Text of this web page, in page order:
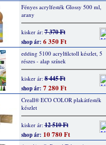
Fényes acrylfesték Glossy 500 ml,
arany
kisker ár:7 370 Ft
shop ár: 6 350 Ft
edding 5100 acrylfilctoll készlet, 5
részes - alap színek
kisker ár:8 445 Ft
shop ár: 7 280 Ft
Creall® ECO COLOR plakátfesték
készlet
kisker ár:12 510 Ft
shop ár: 10 780 Ft